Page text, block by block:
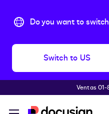
Do you want to
Switch to US
Accede al contenido principal
Ventas